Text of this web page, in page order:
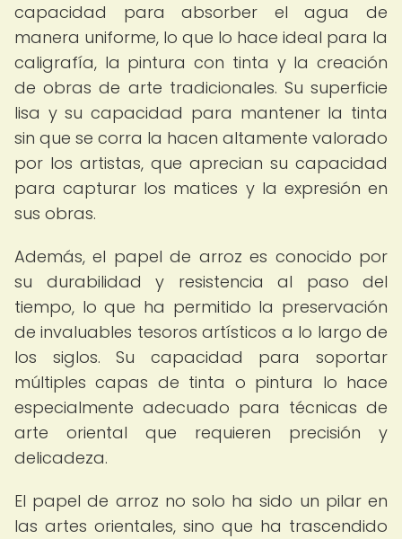
capacidad para absorber el agua de
manera uniforme, lo que lo hace ideal para la
caligrafía, la pintura con tinta y la creación
de obras de arte tradicionales. Su superficie
lisa y su capacidad para mantener la tinta
sin que se corra la hacen altamente valorado
por los artistas, que aprecian su capacidad
para capturar los matices y la expresión en
sus obras.
Además, el papel de arroz es conocido por
su durabilidad y resistencia al paso del
tiempo, lo que ha permitido la preservación
de invaluables tesoros artísticos a lo largo de
los siglos. Su capacidad para soportar
múltiples capas de tinta o pintura lo hace
especialmente adecuado para técnicas de
arte oriental que requieren precisión y
delicadeza.
El papel de arroz no solo ha sido un pilar en
las artes orientales, sino que ha trascendido